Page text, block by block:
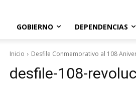
GOBIERNO DEPENDENCIAS
Inicio Desfile Conmemorativo al 108
desfile-108-